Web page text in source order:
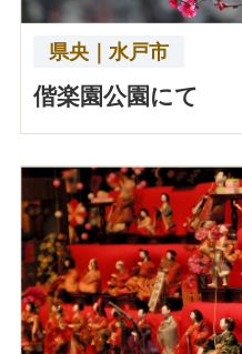
県央｜水戸市
偕楽園公園にて